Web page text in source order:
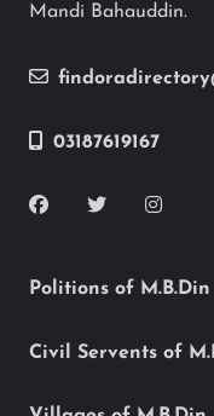
Mandi Bahauddin.
03187619167
Politions of M.B.Din
Civil Servents of